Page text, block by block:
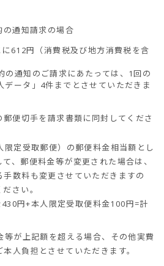
通知請求の場合
612円（消費税及び地方消費税を含
の通知のご請求にあたっては、1回の
データ」4件までとさせていただきま
便切手を請求書類に同封してくださ
定受取郵便）の郵便料金相当額とし
、郵便料金等が変更された場合は、
数料も変更させていただきますの
さい。
円+本人限定受取便料金100円=計
が上記額を超える場合、その他実費
人負担とさせていただきます。